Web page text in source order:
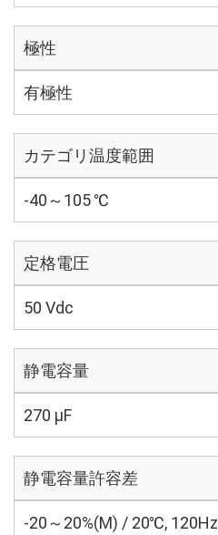
極性
有極性
カテゴリ温度範囲
-40～105 ℃
定格電圧
50 Vdc
静電容量
270 µF
静電容量許容差
-20～20%(M) / 20℃, 120Hz